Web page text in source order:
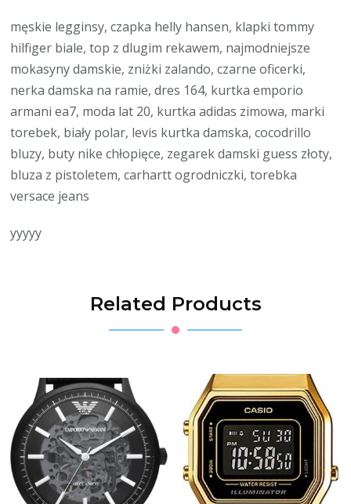
męskie legginsy, czapka helly hansen, klapki tommy
hilfiger biale, top z dlugim rekawem, najmodniejsze
mokasyny damskie, zniżki zalando, czarne oficerki,
nerka damska na ramie, dres 164, kurtka emporio
armani ea7, moda lat 20, kurtka adidas zimowa, marki
torebek, biały polar, levis kurtka damska, cocodrillo
bluzy, buty nike chłopięce, zegarek damski guess złoty,
bluza z pistoletem, carhartt ogrodniczki, torebka
versace jeans
yyyyy
Related Products